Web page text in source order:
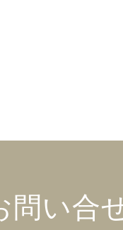
問い合